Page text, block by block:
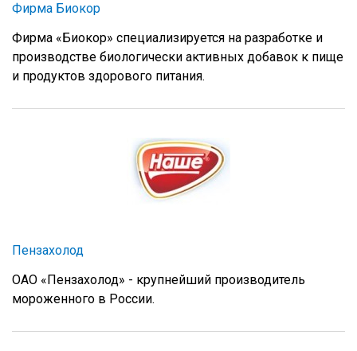
Фирма Биокор
Фирма «Биокор» специализируется на разработке и
производстве биологически активных добавок к пище
и продуктов здорового питания.
Пензахолод
ОАО «Пензахолод» - крупнейший производитель
мороженного в России.